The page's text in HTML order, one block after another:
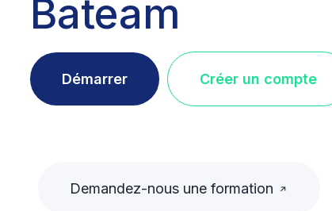
Bateam
Démarrer Créer un compte
Demandez-nous une formation